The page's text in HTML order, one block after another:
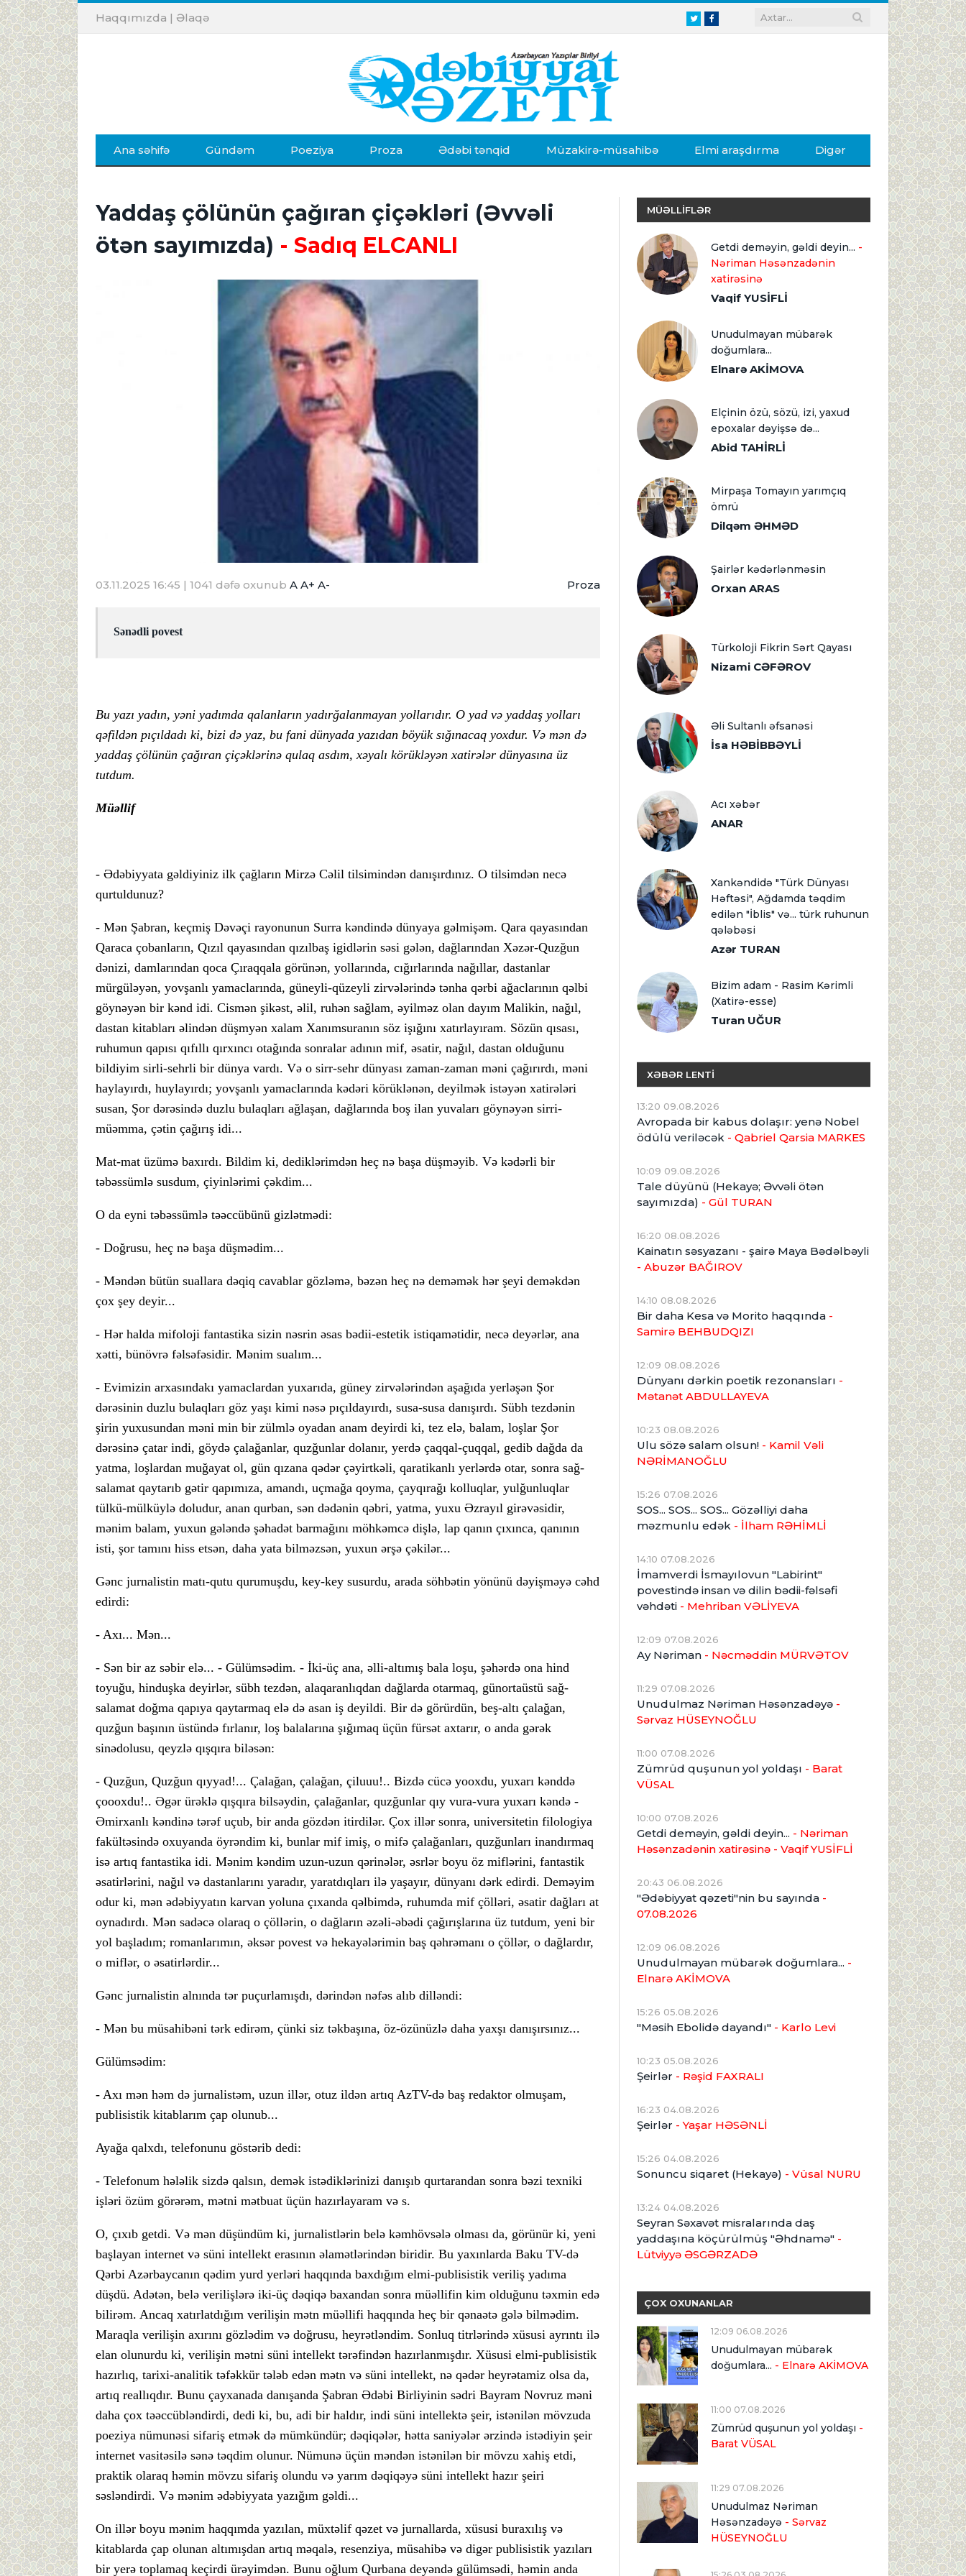
TwitterFacebook
Haqqımızda | Əlaqə
Ana səhifə Gündəm Poeziya Proza Ədəbi tənqid Müzakirə-müsahibə Elmi araşdırma Digər
Yaddaş çölünün çağıran çiçəkləri (Əvvəli
ötən sayımızda) - Sadıq ELCANLI
03.11.2025 16:45 | 1041 dəfə oxunub A A+ A- Proza
Sənədli povest
Bu yazı yadın, yəni yadımda qalanların yadırğalanmayan yollarıdır. O yad və yaddaş yolları
qəfildən pıçıldadı ki, bizi də yaz, bu fani dünyada yazıdan böyük sığınacaq yoxdur. Və mən də
yaddaş çölünün çağıran çiçəklərinə qulaq asdım, xəyalı körükləyən xatirələr dünyasına üz
tutdum.
Müəllif
- Ədəbiyyata gəldiyiniz ilk çağların Mirzə Cəlil tilsimindən danışırdınız. O tilsimdən necə
qurtuldunuz?
- Mən Şabran, keçmiş Dəvəçi rayonunun Surra kəndində dünyaya gəlmişəm. Qara qayasından
Qaraca çobanların, Qızıl qayasından qızılbaş igidlərin səsi gələn, dağlarından Xəzər-Quzğun
dənizi, damlarından qoca Çıraqqala görünən, yollarında, cığırlarında nağıllar, dastanlar
mürgüləyən, yovşanlı yamaclarında, güneyli-qüzeyli zirvələrində tənha qərbi ağaclarının qəlbi
göynəyən bir kənd idi. Cismən şikəst, əlil, ruhən sağlam, əyilməz olan dayım Malikin, nağıl,
dastan kitabları əlindən düşmyən xalam Xanımsuranın söz işığını xatırlayıram. Sözün qısası,
ruhumun qapısı qıfıllı qırxıncı otağında sonralar adının mif, əsatir, nağıl, dastan olduğunu
bildiyim sirli-sehrli bir dünya vardı. Və o sirr-sehr dünyası zaman-zaman məni çağırırdı, məni
haylayırdı, huylayırdı; yovşanlı yamaclarında kədəri körüklənən, deyilmək istəyən xatirələri
susan, Şor dərəsində duzlu bulaqları ağlaşan, dağlarında boş ilan yuvaları göynəyən sirri-
müəmma, çətin çağırış idi...
Mat-mat üzümə baxırdı. Bildim ki, dediklərimdən heç nə başa düşməyib. Və kədərli bir
təbəssümlə susdum, çiyinlərimi çəkdim...
O da eyni təbəssümlə təəccübünü gizlətmədi:
- Doğrusu, heç nə başa düşmədim...
- Məndən bütün suallara dəqiq cavablar gözləmə, bəzən heç nə deməmək hər şeyi deməkdən
çox şey deyir...
- Hər halda mifoloji fantastika sizin nəsrin əsas bədii-estetik istiqamətidir, necə deyərlər, ana
xətti, bünövrə fəlsəfəsidir. Mənim sualım...
- Evimizin arxasındakı yamaclardan yuxarıda, güney zirvələrindən aşağıda yerləşən Şor
dərəsinin duzlu bulaqları göz yaşı kimi nəsə pıçıldayırdı, susa-susa danışırdı. Sübh tezdənin
şirin yuxusundan məni min bir zülmlə oyadan anam deyirdi ki, tez elə, balam, loşlar Şor
dərəsinə çatar indi, göydə çalağanlar, quzğunlar dolanır, yerdə çaqqal-çuqqal, gedib dağda da
yatma, loşlardan muğayat ol, gün qızana qədər çəyirtkəli, qaratikanlı yerlərdə otar, sonra sağ-
salamat qaytarıb gətir qapımıza, amandı, uçmağa qoyma, çayqırağı kolluqlar, yulğunluqlar
tülkü-mülküylə doludur, anan qurban, sən dədənin qəbri, yatma, yuxu Əzrayıl girəvəsidir,
mənim balam, yuxun gələndə şəhadət barmağını möhkəmcə dişlə, lap qanın çıxınca, qanının
isti, şor tamını hiss etsən, daha yata bilməzsən, yuxun ərşə çəkilər...
Gənc jurnalistin matı-qutu qurumuşdu, key-key susurdu, arada söhbətin yönünü dəyişməyə cəhd
edirdi:
- Axı... Mən...
- Sən bir az səbir elə... - Gülümsədim. - İki-üç ana, əlli-altımış bala loşu, şəhərdə ona hind
toyuğu, hinduşka deyirlər, sübh tezdən, alaqaranlıqdan dağlarda otarmaq, günortaüstü sağ-
salamat doğma qapıya qaytarmaq elə də asan iş deyildi. Bir də görürdün, beş-altı çalağan,
quzğun başının üstündə fırlanır, loş balalarına şığımaq üçün fürsət axtarır, o anda gərək
sinədolusu, qeyzlə qışqıra biləsən:
- Quzğun, Quzğun qıyyad!... Çalağan, çalağan, çiluuu!.. Bizdə cücə yooxdu, yuxarı kənddə
çoooxdu!.. Əgər ürəklə qışqıra bilsəydin, çalağanlar, quzğunlar qıy vura-vura yuxarı kəndə -
Əmirxanlı kəndinə tərəf uçub, bir anda gözdən itirdilər. Çox illər sonra, universitetin filologiya
fakültəsində oxuyanda öyrəndim ki, bunlar mif imiş, o mifə çalağanları, quzğunları inandırmaq
isə artıq fantastika idi. Mənim kəndim uzun-uzun qərinələr, əsrlər boyu öz miflərini, fantastik
əsatirlərini, nağıl və dastanlarını yaradır, yaratdıqları ilə yaşayır, dünyanı dərk edirdi. Deməyim
odur ki, mən ədəbiyyatın karvan yoluna çıxanda qəlbimdə, ruhumda mif çölləri, əsatir dağları at
oynadırdı. Mən sadəcə olaraq o çöllərin, o dağların əzəli-əbədi çağırışlarına üz tutdum, yeni bir
yol başladım; romanlarımın, əksər povest və hekayələrimin baş qəhrəmanı o çöllər, o dağlardır,
o miflər, o əsatirlərdir...
Gənc jurnalistin alnında tər puçurlamışdı, dərindən nəfəs alıb dilləndi:
- Mən bu müsahibəni tərk edirəm, çünki siz təkbaşına, öz-özünüzlə daha yaxşı danışırsınız...
Gülümsədim:
- Axı mən həm də jurnalistəm, uzun illər, otuz ildən artıq AzTV-də baş redaktor olmuşam,
publisistik kitablarım çap olunub...
Ayağa qalxdı, telefonunu göstərib dedi:
- Telefonum hələlik sizdə qalsın, demək istədiklərinizi danışıb qurtarandan sonra bəzi texniki
işləri özüm görərəm, mətni mətbuat üçün hazırlayaram və s.
O, çıxıb getdi. Və mən düşündüm ki, jurnalistlərin belə kəmhövsələ olması da, görünür ki, yeni
başlayan internet və süni intellekt erasının əlamətlərindən biridir. Bu yaxınlarda Baku TV-də
Qərbi Azərbaycanın qədim yurd yerləri haqqında baxdığım elmi-publisistik veriliş yadıma
düşdü. Adətən, belə verilişlərə iki-üç dəqiqə baxandan sonra müəllifin kim olduğunu təxmin edə
bilirəm. Ancaq xatırlatdığım verilişin mətn müəllifi haqqında heç bir qənaətə gələ bilmədim.
Maraqla verilişin axırını gözlədim və doğrusu, heyrətləndim. Sonluq titrlərində xüsusi ayrıntı ilə
elan olunurdu ki, verilişin mətni süni intellekt tərəfindən hazırlanmışdır. Xüsusi elmi-publisistik
hazırlıq, tarixi-analitik təfəkkür tələb edən mətn və süni intellekt, nə qədər heyrətamiz olsa da,
artıq reallıqdır. Bunu çayxanada danışanda Şabran Ədəbi Birliyinin sədri Bayram Novruz məni
daha çox təəccübləndirdi, dedi ki, bu, adi bir haldır, indi süni intellektə şeir, istənilən mövzuda
poeziya nümunəsi sifariş etmək də mümkündür; dəqiqələr, hətta saniyələr ərzində istədiyin şeir
internet vasitəsilə sənə təqdim olunur. Nümunə üçün məndən istənilən bir mövzu xahiş etdi,
praktik olaraq həmin mövzu sifariş olundu və yarım dəqiqəyə süni intellekt hazır şeiri
səsləndirdi. Və mənim ədəbiyyata yazığım gəldi...
On illər boyu mənim haqqımda yazılan, müxtəlif qəzet və jurnallarda, xüsusi buraxılış və
kitablarda çap olunan altımışdan artıq məqalə, resenziya, müsahibə və digər publisistik yazıları
bir yerə toplamaq keçirdi ürəyimdən. Bunu oğlum Qurbana deyəndə gülümsədi, həmin anda
MÜƏLLİFLƏR
Getdi deməyin, gəldi deyin... -
Nəriman Həsənzadənin
xatirəsinə
Vaqif YUSİFLİ
Unudulmayan mübarək
doğumlara...
Elnarə AKİMOVA
Elçinin özü, sözü, izi, yaxud
epoxalar dəyişsə də...
Abid TAHİRLİ
Mirpaşa Tomayın yarımçıq
ömrü
Dilqəm ƏHMƏD
Şairlər kədərlənməsin
Orxan ARAS
Türkoloji Fikrin Sərt Qayası
Nizami CƏFƏROV
Əli Sultanlı əfsanəsi
İsa HƏBİBBƏYLİ
Acı xəbər
ANAR
Xankəndidə "Türk Dünyası
Həftəsi", Ağdamda təqdim
edilən "İblis" və... türk ruhunun
qələbəsi
Azər TURAN
Bizim adam - Rasim Kərimli
(Xatirə-esse)
Turan UĞUR
XƏBƏR LENTİ
13:20 09.08.2026
Avropada bir kabus dolaşır: yenə Nobel
ödülü veriləcək - Qabriel Qarsia MARKES
10:09 09.08.2026
Tale düyünü (Hekayə; Əvvəli ötən
sayımızda) - Gül TURAN
16:20 08.08.2026
Kainatın səsyazanı - şairə Maya Bədəlbəyli
- Abuzər BAĞIROV
14:10 08.08.2026
Bir daha Kesa və Morito haqqında -
Samirə BEHBUDQIZI
12:09 08.08.2026
Dünyanı dərkin poetik rezonansları -
Mətanət ABDULLAYEVA
10:23 08.08.2026
Ulu sözə salam olsun! - Kamil Vəli
NƏRİMANOĞLU
15:26 07.08.2026
SOS... SOS... SOS... Gözəlliyi daha
məzmunlu edək - İlham RƏHİMLİ
14:10 07.08.2026
İmamverdi İsmayılovun "Labirint"
povestində insan və dilin bədii-fəlsəfi
vəhdəti - Mehriban VƏLİYEVA
12:09 07.08.2026
Ay Nəriman - Nəcməddin MÜRVƏTOV
11:29 07.08.2026
Unudulmaz Nəriman Həsənzadəyə -
Sərvaz HÜSEYNOĞLU
11:00 07.08.2026
Zümrüd quşunun yol yoldaşı - Barat
VÜSAL
10:00 07.08.2026
Getdi deməyin, gəldi deyin... - Nəriman
Həsənzadənin xatirəsinə - Vaqif YUSİFLİ
20:43 06.08.2026
"Ədəbiyyat qəzeti"nin bu sayında -
07.08.2026
12:09 06.08.2026
Unudulmayan mübarək doğumlara... -
Elnarə AKİMOVA
15:26 05.08.2026
"Məsih Ebolidə dayandı" - Karlo Levi
10:23 05.08.2026
Şeirlər - Rəşid FAXRALI
16:23 04.08.2026
Şeirlər - Yaşar HƏSƏNLİ
15:26 04.08.2026
Sonuncu siqaret (Hekayə) - Vüsal NURU
13:24 04.08.2026
Seyran Səxavət misralarında daş
yaddaşına köçürülmüş "Əhdnamə" -
Lütviyyə ƏSGƏRZADƏ
ÇOX OXUNANLAR
12:09 06.08.2026
Unudulmayan mübarək
doğumlara... - Elnarə AKİMOVA
11:00 07.08.2026
Zümrüd quşunun yol yoldaşı -
Barat VÜSAL
11:29 07.08.2026
Unudulmaz Nəriman
Həsənzadəyə - Sərvaz
HÜSEYNOĞLU